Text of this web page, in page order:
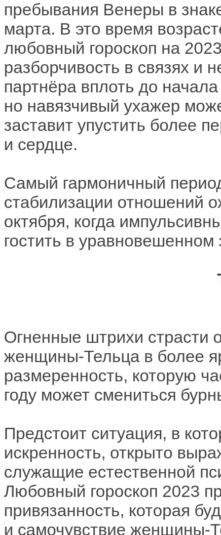
пребывания Венеры в
марта. В это время
любовный гороскоп на
разборчивость в связях и
партнёра вплоть до
но навязчивый ухажер
заставит упустить более
и сердце.
Самый гармоничный
стабилизации отношений
октября, когда
гостить в уравновешенном
Огненные штрихи страсти
женщины-Тельца в более
размеренность, которую
году может смениться
Предстоит ситуация, в
искренность, открыто
служащие естественной
Любовный гороскоп 2023
привязанность, которая
и самочувствие женщины-